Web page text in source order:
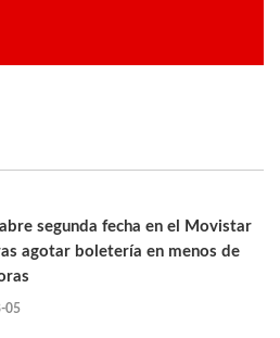
segunda fecha en el Movistar
agotar boletería en menos de
05